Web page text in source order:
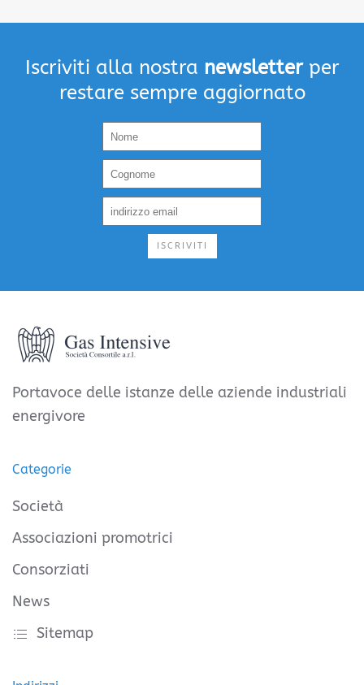
Iscriviti alla nostra newsletterper
restare sempre aggiornato
ISCRIVITI
Portavoce delle istanze delle aziende industriali
energivore
Categorie
Società
Associazioni promotrici
Consorziati
News
Sitemap